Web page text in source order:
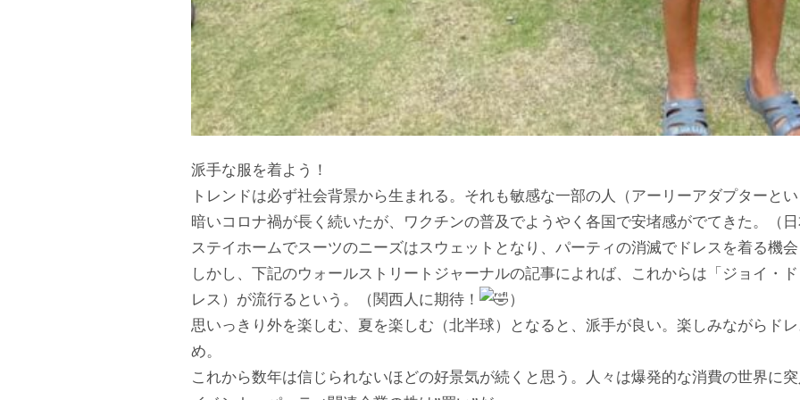
派手な服を着よう！
トレンドは必ず社会背景から生まれる。それも敏感な一部の人（アーリーアダプターと
暗いコロナ禍が長く続いたが、ワクチンの普及でようやく各国で安堵感がでてきた。（
ステイホームでスーツのニーズはスウェットとなり、パーティの消滅でドレスを着る機
しかし、下記のウォールストリートジャーナルの記事によれば、これからは「ジョイ・
レス）が流行るという。（関西人に期待！
）
思いっきり外を楽しむ、夏を楽しむ（北半球）となると、派手が良い。楽しみながらド
め。
これから数年は信じられないほどの好景気が続くと思う。人々は爆発的な消費の世界に